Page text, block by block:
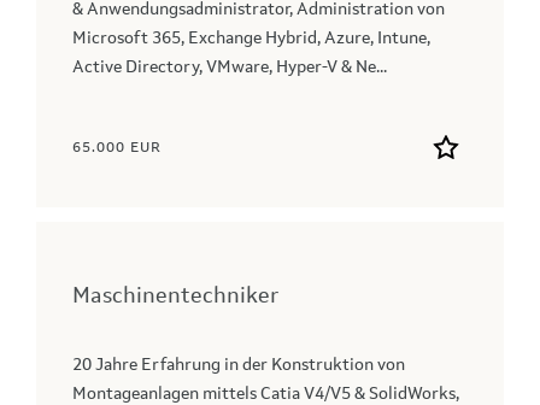
& Anwendungsadministrator, Administration von
Microsoft 365, Exchange Hybrid, Azure, Intune,
Active Directory, VMware, Hyper-V & Ne...
65.000 EUR
Maschinentechniker
20 Jahre Erfahrung in der Konstruktion von
Montageanlagen mittels Catia V4/V5 & SolidWorks,